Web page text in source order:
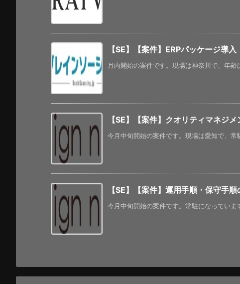
【SE】【案件】ERPパッケージ導入
月内開始の案件です。現場は神奈川で、年
【SE】【案件】クオリティマネジメ
今月中旬開始の案件です。現場は愛知で、
【SE】【案件】運用手順・保守手
今月中旬開始の案件です。常駐になってい